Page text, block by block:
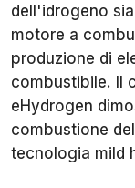
dell'idrogeno
motore a
produzione di
combustibile. Il
eHydrogen
combustione
tecnologia mild